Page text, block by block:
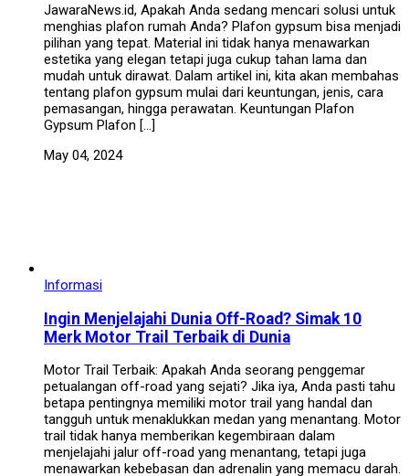
JawaraNews.id, Apakah Anda sedang mencari solusi untuk
menghias plafon rumah Anda? Plafon gypsum bisa menjadi
pilihan yang tepat. Material ini tidak hanya menawarkan
estetika yang elegan tetapi juga cukup tahan lama dan
mudah untuk dirawat. Dalam artikel ini, kita akan membahas
tentang plafon gypsum mulai dari keuntungan, jenis, cara
pemasangan, hingga perawatan. Keuntungan Plafon
Gypsum Plafon […]
May 04, 2024
Informasi
Ingin Menjelajahi Dunia Off-Road? Simak 10
Merk Motor Trail Terbaik di Dunia
Motor Trail Terbaik: Apakah Anda seorang penggemar
petualangan off-road yang sejati? Jika iya, Anda pasti tahu
betapa pentingnya memiliki motor trail yang handal dan
tangguh untuk menaklukkan medan yang menantang. Motor
trail tidak hanya memberikan kegembiraan dalam
menjelajahi jalur off-road yang menantang, tetapi juga
menawarkan kebebasan dan adrenalin yang memacu darah.